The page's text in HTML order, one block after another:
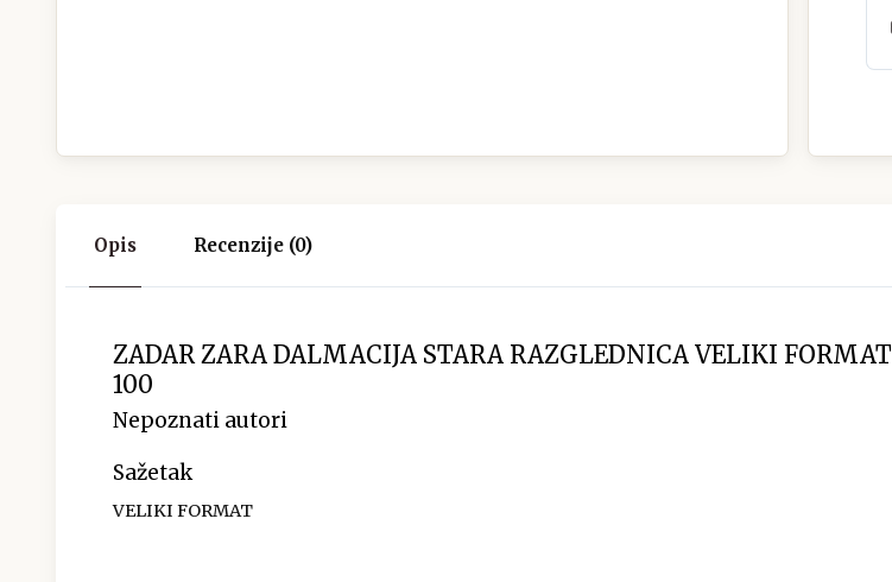
Opis Recenzije (0)
ZADAR ZARA DALMACIJA STARA RAZGLEDNICA VELIKI FORMAT
100
Nepoznati autori
Sažetak
VELIKI FORMAT